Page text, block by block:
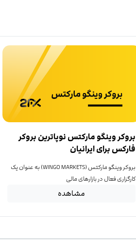
بروکر وینگو مارکتس نوپاترین بروکر
فارکس برای ایرانیان
بروکر وینگو مارکتس (WINGO MARKETS) به عنوان یک
کارگزاری فعال در بازارهای مالی
مشاهده